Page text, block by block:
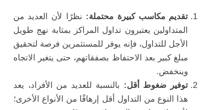
تقديم مكاسب كبيرة محتملة: نظرًا لأن العديد من
المتداولين يعتبرون تداول المراكز بمثابة نهج طويل
الأجل للتداول، فإنه يوفر للمستثمرين فرصة لتحقيق
مبلغ كبير بعد الاحتفاظ بصفقاتهم، حتى يتغير الاتجاه
وينخفض.
توفير ضغوط أقل: بالنسبة للعديد من الأفراد، يعد
هذا النوع من التداول أقل إرهاقًا من الأنواع الأخرى؛